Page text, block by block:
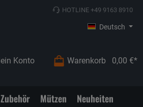
HOTLINE +49 9163 8910
Deutsch
Konto Warenkorb 0,00 €*
Mützen
Neuheiten